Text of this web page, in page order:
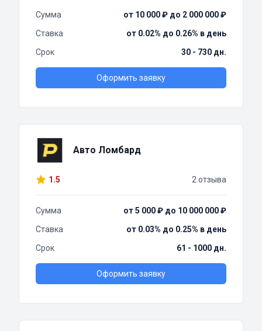
Сумма
от 10 000 ₽ до 2 000 000 ₽
Ставка
от 0.02% до 0.26% в день
Срок
30 - 730 дн.
Оформить заявку
Авто Ломбард
1.5 2 отзыва
Сумма
от 5 000 ₽ до 10 000 000 ₽
Ставка
от 0.03% до 0.25% в день
Срок
61 - 1000 дн.
Оформить заявку